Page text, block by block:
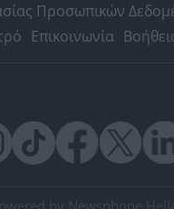
Προσωπικών
Επικοινωνία
by Newsphone